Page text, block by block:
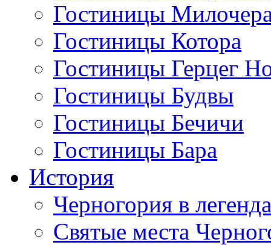
Гостиницы
Гостиницы Котора
Гостиницы Герцег
Гостиницы Будвы
Гостиницы Бечичи
Гостиницы Бара
История
Черногория в
Святые места